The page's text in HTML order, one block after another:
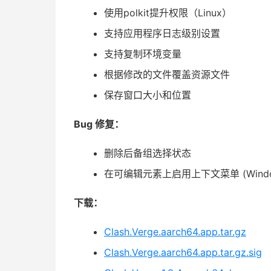
使用polkit提升权限（Linux）
支持应用程序日志级别设置
支持复制环境变量
根据修改的文件覆盖资源文件
保存窗口大小和位置
Bug 修复：
删除后备组选择状态
在可编辑元素上启用上下文菜单
下载：
Clash.Verge.aarch64.app.tar.gz
Clash.Verge.aarch64.app.tar.gz.sig